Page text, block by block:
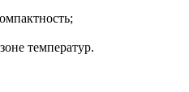
температур.